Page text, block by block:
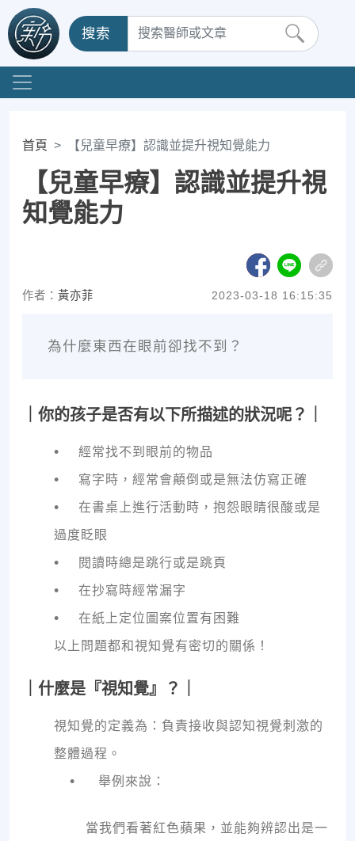
搜索
首頁 【兒童早療】認識並提升視知覺能力
【兒童早療】認識並提升視
知覺能力
作者： 黃亦菲 2023-03-18 16:15:35
為什麼東西在眼前卻找不到？
｜你的孩子是否有以下所描述的狀況呢？｜
• 經常找不到眼前的物品
• 寫字時，經常會顛倒或是無法仿寫正確
• 在書桌上進行活動時，抱怨眼睛很酸或是
過度眨眼
• 閱讀時總是跳行或是跳頁
• 在抄寫時經常漏字
• 在紙上定位圖案位置有困難
以上問題都和視知覺有密切的關係！
｜什麼是『視知覺』？｜
視知覺的定義為：負責接收與認知視覺刺激的
整體過程。
• 舉例來說：
當我們看著紅色蘋果，並能夠辨認出是一